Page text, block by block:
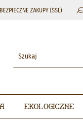
BEZPIECZNE ZAKUPY (SSL)
Ekologiczne